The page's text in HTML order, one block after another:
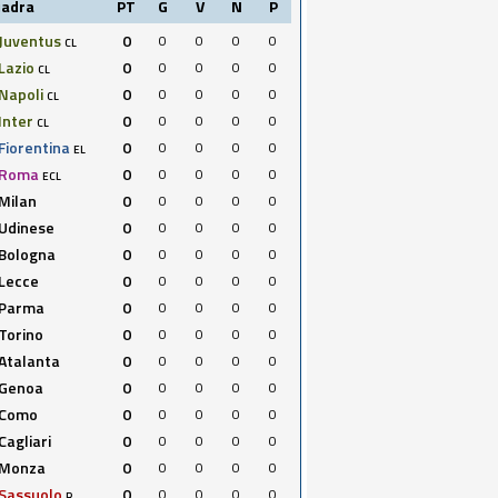
PT G V N P
Juventus CL 0 0 0 0
0
Lazio CL 0 0 0 0
0
Napoli CL 0 0 0 0
0
Inter CL 0 0 0 0
0
Fiorentina EL 0 0 0 0
0
Roma ECL 0 0 0 0
0
Milan 0 0 0 0
0
Udinese 0 0 0 0
0
Bologna 0 0 0 0
0
Lecce 0 0 0 0
0
Parma 0 0 0 0
0
Torino 0 0 0 0
0
0 0 0 0
0
Genoa 0 0 0 0
0
Como 0 0 0 0
0
Cagliari 0 0 0 0
0
Monza 0 0 0 0
0